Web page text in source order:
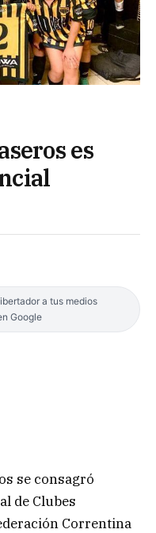
es
a tus medios
Google
se consagró
de Clubes
Correntina